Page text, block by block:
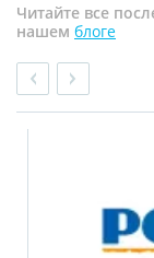
Читайте все
нашем блоге